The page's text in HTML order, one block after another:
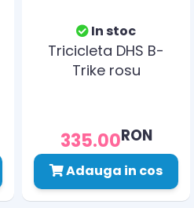
In stoc
Tricicleta DHS B-
Trike rosu
335.00RON
Adauga in cos